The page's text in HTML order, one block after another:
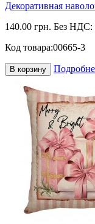
Декоративная
140.00 грн. Без НДС:
Код товара:00665-3
В корзину